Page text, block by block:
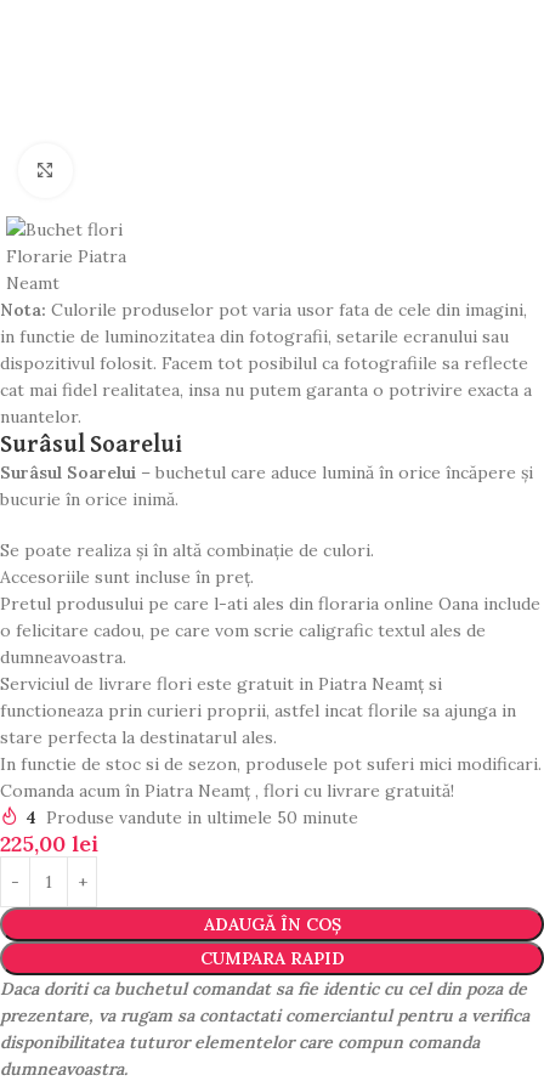
Nota: Culorile produselor pot varia usor fata de cele din imagini,
in functie de luminozitatea din fotografii, setarile ecranului sau
dispozitivul folosit. Facem tot posibilul ca fotografiile sa reflecte
cat mai fidel realitatea, insa nu putem garanta o potrivire exacta a
nuantelor.
Surâsul Soarelui
Surâsul Soarelui – buchetul care aduce lumină în orice încăpere și
bucurie în orice inimă.
Se poate realiza și în altă combinație de culori.
Accesoriile sunt incluse în preț.
Pretul produsului pe care l-ati ales din floraria online Oana include
o felicitare cadou, pe care vom scrie caligrafic textul ales de
dumneavoastra.
Serviciul de livrare flori este gratuit in Piatra Neamț si
functioneaza prin curieri proprii, astfel incat florile sa ajunga in
stare perfecta la destinatarul ales.
In functie de stoc si de sezon, produsele pot suferi mici modificari.
Comanda acum în Piatra Neamț , flori cu livrare gratuită!
4 Produse vandute in ultimele 50 minute
225,00 lei
ADAUGĂ ÎN COȘ
CUMPARA RAPID
Daca doriti ca buchetul comandat sa fie identic cu cel din poza de
prezentare, va rugam sa contactati comerciantul pentru a verifica
disponibilitatea tuturor elementelor care compun comanda
dumneavoastra.